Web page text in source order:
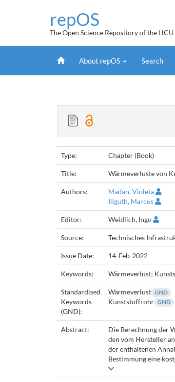
repOS
The Open Science Repository of the HCU
HomeAbout repOS Search
Type: Chapter (Book)
Title: Wärmeverluste von
Authors:
Madan, Violeta
Illguth, Marcus
Editor: Weidlich, Ingo
Source: Technisches
Issue Date: 14-Feb-2022
Keywords: Wärmeverlust;
Standardised
Keywords
(GND):
Wärmeverlust GND
Kunststoffrohr GND
Abstract:
Die Berechnung der
den vom Hersteller
der enthaltenen
Bestimmung eine